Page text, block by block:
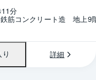
分
鉄筋コンクリート造　地上9
り 詳細